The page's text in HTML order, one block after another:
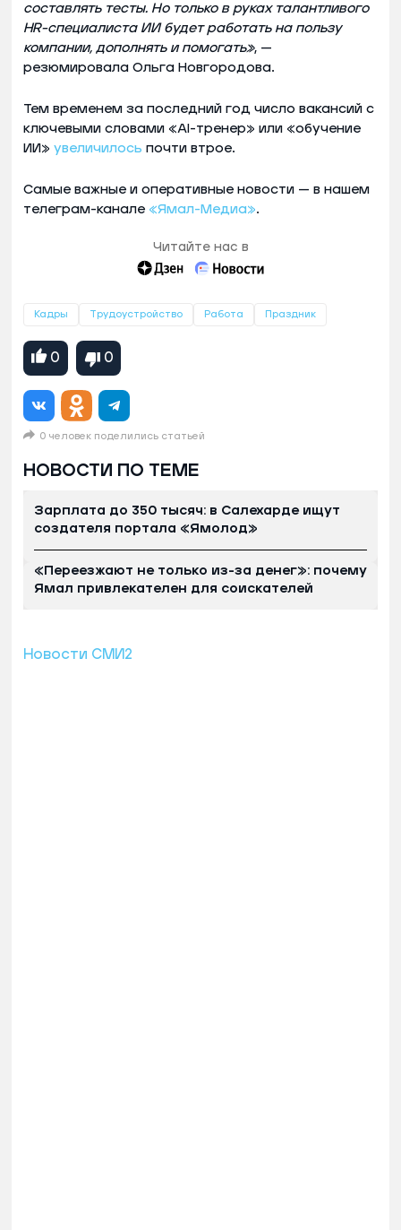
составлять тесты. Но только в руках талантливого
HR-специалиста ИИ будет работать на пользу
компании, дополнять и помогать», —
резюмировала Ольга Новгородова.
Тем временем за последний год число вакансий с
ключевыми словами «AI-тренер» или «обучение
ИИ» увеличилось почти втрое.
Самые важные и оперативные новости — в нашем
телеграм-канале «Ямал-Медиа».
Читайте нас в
Кадры Трудоустройство Работа Праздник
0 0
0 человек поделились статьей
НОВОСТИ ПО ТЕМЕ
Зарплата до 350 тысяч: в Салехарде ищут
создателя портала «Ямолод»
«Переезжают не только из-за денег»: почему
Ямал привлекателен для соискателей
Новости СМИ2